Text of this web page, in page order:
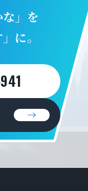
な」を
に。